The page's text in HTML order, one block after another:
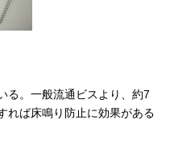
る。一般流通ビスより、約7
れば床鳴り防止に効果がある